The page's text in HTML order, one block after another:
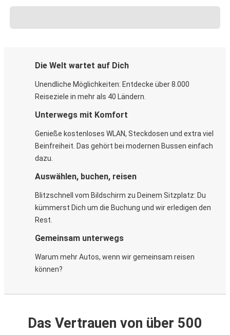
Die Welt wartet auf Dich
Unendliche Möglichkeiten: Entdecke über 8.000
Reiseziele in mehr als 40 Ländern.
Unterwegs mit Komfort
Genieße kostenloses WLAN, Steckdosen und extra viel
Beinfreiheit. Das gehört bei modernen Bussen einfach
dazu.
Auswählen, buchen, reisen
Blitzschnell vom Bildschirm zu Deinem Sitzplatz: Du
kümmerst Dich um die Buchung und wir erledigen den
Rest.
Gemeinsam unterwegs
Warum mehr Autos, wenn wir gemeinsam reisen
können?
Das Vertrauen von über 500